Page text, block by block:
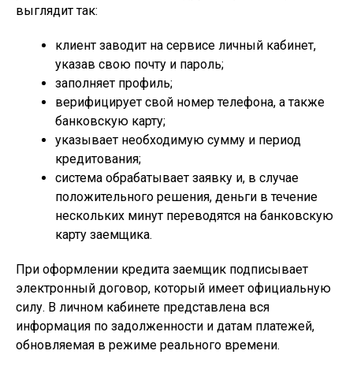
выглядит так:
клиент заводит на сервисе личный кабинет,
указав свою почту и пароль;
заполняет профиль;
верифицирует свой номер телефона, а также
банковскую карту;
указывает необходимую сумму и период
кредитования;
система обрабатывает заявку и, в случае
положительного решения, деньги в течение
нескольких минут переводятся на банковскую
карту заемщика.
При оформлении кредита заемщик подписывает
электронный договор, который имеет официальную
силу. В личном кабинете представлена вся
информация по задолженности и датам платежей,
обновляемая в режиме реального времени.